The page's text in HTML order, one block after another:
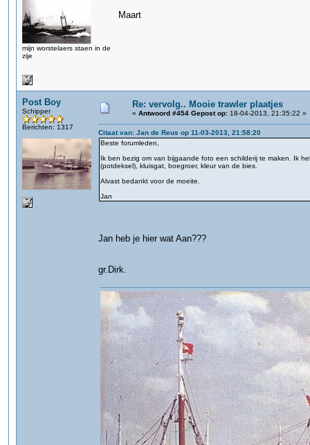
mijn worstelaers staen in de
zije
Maart
Post Boy
Schipper
Berichten: 1317
Re: vervolg.. Mooie trawler plaatjes
« Antwoord #454 Gepost op: 18-04-2013, 21:35:22 »
Citaat van: Jan de Reus op 11-03-2013, 21:58:20
Beste forumleden,
Ik ben bezig om van bijgaande foto een schilderij te maken. Ik
(potdeksel), kluisgat, boegroer, kleur van de bies.
Alvast bedankt voor de moeite.
Jan
Jan heb je hier wat Aan???
gr.Dirk.